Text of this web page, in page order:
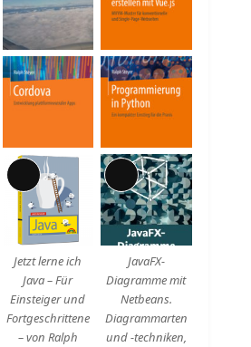
Beschreibung
Lange
Beschreibung
Jetzt lerne ich
Java – Für
Einsteiger und
Fortgeschrittene
– von Ralph
Lange
Beschreibung
JavaFX-
Diagramme mit
Netbeans.
Diagrammarten
und -techniken,